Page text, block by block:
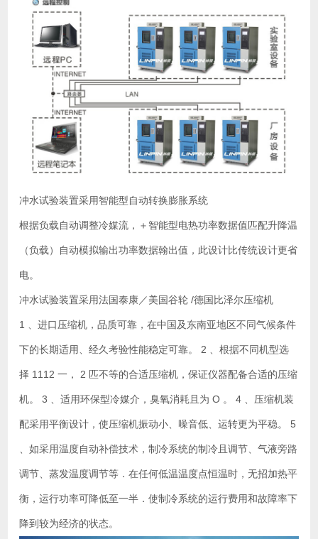
冲水试验装置采用智能型自动转换膨胀系统
根据负载自动调整冷媒流，＋智能型电热功率数据值匹配升降温
（负载）自动模拟输出功率数据翰出值，此设计比传统设计更省
电。
冲水试验装置采用法国泰康／美国谷轮 /德国比泽尔压缩机
1 、进口压缩机，品质可靠，在中国及东南亚地区不同气候条件
下的长期适用、经久考验性能稳定可靠。 2 、根据不同机型选
择 1112 一， 2 匹不等的合适压缩机，保证仪器配备合适的压缩
机。 3 、适用环保型冷媒介，臭氧消耗且为 O 。 4 、压缩机装
配采用平衡设计，使压缩机振动小、噪音低、运转更为平稳。 5
、如采用温度自动补偿技术，制冷系统的制冷且调节、气液旁路
调节、蒸发温度调节等．在任何低温温度点恒温时，无招加热平
衡，运行功率可降低至一半．使制冷系统的运行费用和故障率下
降到较为经济的状态。